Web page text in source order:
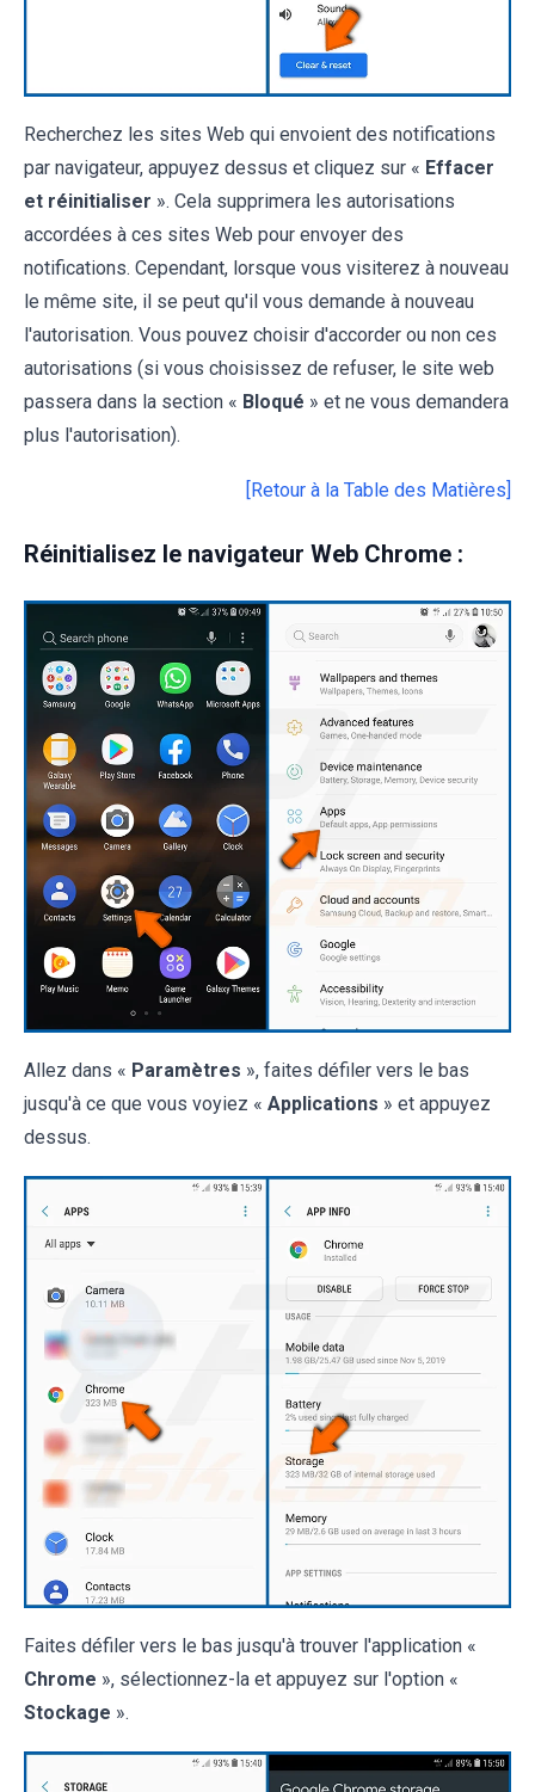
Recherchez les sites Web qui envoient des notifications
par navigateur, appuyez dessus et cliquez sur « Effacer
et réinitialiser ». Cela supprimera les autorisations
accordées à ces sites Web pour envoyer des
notifications. Cependant, lorsque vous visiterez à nouveau
le même site, il se peut qu'il vous demande à nouveau
l'autorisation. Vous pouvez choisir d'accorder ou non ces
autorisations (si vous choisissez de refuser, le site web
passera dans la section « Bloqué » et ne vous demandera
plus l'autorisation).
[Retour à la Table des Matières]
Réinitialisez le navigateur Web Chrome :
Allez dans « Paramètres », faites défiler vers le bas
jusqu'à ce que vous voyiez « Applications » et appuyez
dessus.
Faites défiler vers le bas jusqu'à trouver l'application «
Chrome », sélectionnez-la et appuyez sur l'option «
Stockage ».